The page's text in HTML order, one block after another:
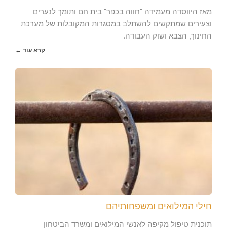
מאז היווסדה מעמידה "חווה בכפר" בית חם ותומך לנערים
וצעירים שמתקשים להשתלב במסגרות המקובלות של מערכת
החינוך, הצבא ושוק העבודה.
קרא עוד ←
חילי המילואים ומשפחותיהם
תוכנית טיפול מקיפה לאנשי המילואים ומשרד הביטחון